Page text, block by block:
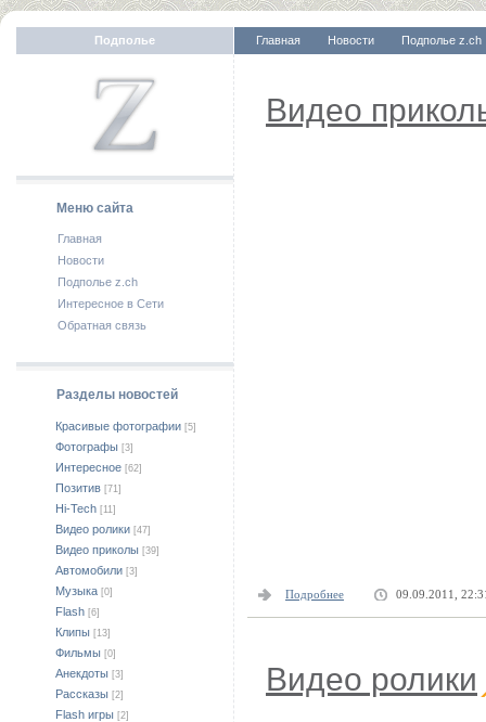
Подполье Главная Новости Подполье z.ch
Видео
Подробнее 09.09.2011,
Видео ролики
Меню сайта
Главная
Новости
Подполье z.ch
Интересное в Сети
Обратная связь
Разделы новостей
Красивые фотографии [5]
Фотографы [3]
Интересное [62]
Позитив [71]
Hi-Tech [11]
Видео ролики [47]
Видео приколы [39]
Автомобили [3]
Музыка [0]
Flash [6]
Клипы [13]
Фильмы [0]
Анекдоты [3]
Рассказы [2]
Flash игры [2]